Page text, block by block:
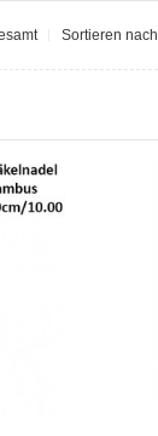
Sortieren nach